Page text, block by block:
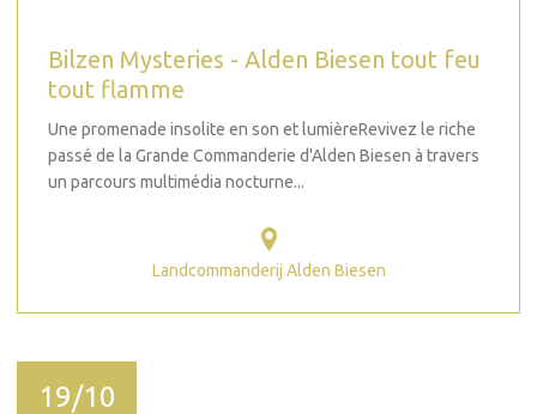
Bilzen Mysteries - Alden Biesen tout feu
tout flamme
Une promenade insolite en son et lumièreRevivez le riche
passé de la Grande Commanderie d'Alden Biesen à travers
un parcours multimédia nocturne...
Landcommanderij Alden Biesen
19/10